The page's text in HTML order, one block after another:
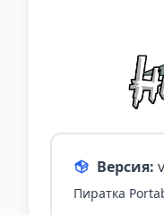
Версия:
Пиратка